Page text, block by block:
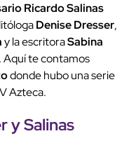
Ricardo Salinas
Denise Dresser,
y la escritoraSabina
Aquí te contamos
donde hubo una serie
Azteca.
y Salinas